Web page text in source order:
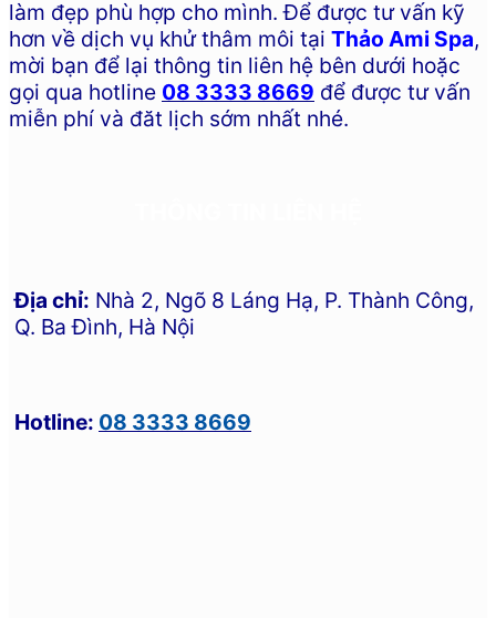
làm đẹp phù hợp cho mình. Để được tư vấn kỹ
hơn về dịch vụ khử thâm môi tại Thảo Ami Spa,
mời bạn để lại thông tin liên hệ bên dưới hoặc
gọi qua hotline 08 3333 8669 để được tư vấn
miễn phí và đăt lịch sớm nhất nhé.
Địa chỉ: Nhà 2, Ngõ 8 Láng Hạ, P. Thành Công,
Q. Ba Đình, Hà Nội
Hotline: 08 3333 8669